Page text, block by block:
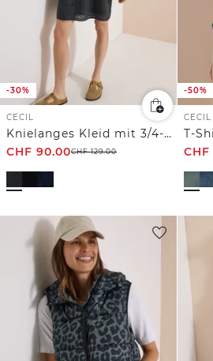
-30%
CECIL
Knielanges Kleid mit 3/4-Arm und Stickerei
CHF 90.00CHF129.00
-50%
CECIL
CHF